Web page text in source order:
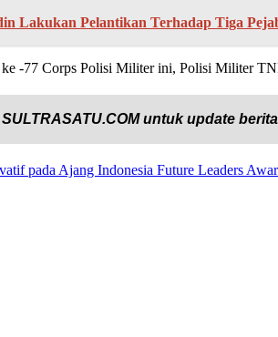
Lakukan Pelantikan Terhadap Tiga
-77 Corps Polisi Militer ini, Polisi Militer
SULTRASATU.COMuntuk update
pada Ajang Indonesia Future Leaders